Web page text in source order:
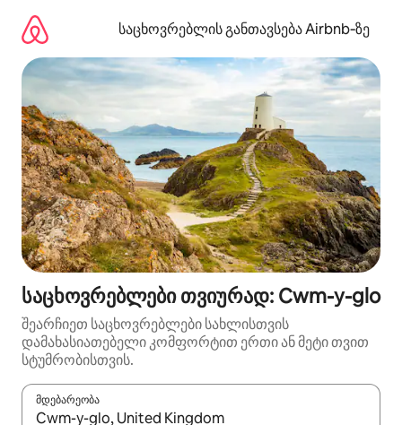
გადასვლა
საცხოვრებლის განთავსება Airbnb‑ზე
საცხოვრებლები თვიურად: Cwm-y-glo
შეარჩიეთ საცხოვრებლები სახლისთვის
დამახასიათებელი კომფორტით ერთი ან მეტი თვით
სტუმრობისთვის.
მდებარეობა
როცა შედეგები ხელმისაწვდომი გახდება, ნავიგაციისთვის